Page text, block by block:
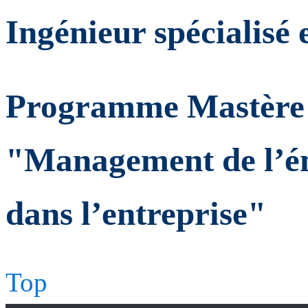
Ingénieur spécialisé
Programme
"Management de
dans l’entreprise"
Top